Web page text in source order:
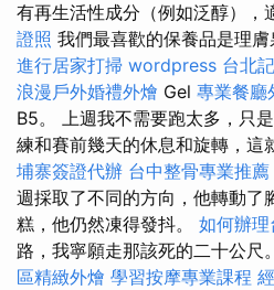
有再生活性成分（例如泛醇），
證照 我們最喜歡的保養品是理
進行居家打掃 wordpress 台北
浪漫戶外婚禮外燴 Gel 專業餐廳
B5。 上週我不需要跑太多，只
練和賽前幾天的休息和旋轉，這
埔寨簽證代辦 台中整骨專業推薦
週採取了不同的方向，他轉動了
糕，他仍然凍得發抖。 如何辦理
路，我寧願走那該死的二十公尺
區精緻外燴 學習按摩專業課程